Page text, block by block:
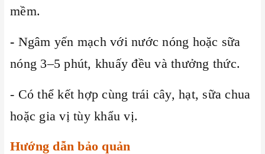
mềm.
- Ngâm yến mạch với nước nóng hoặc sữa
nóng 3–5 phút, khuấy đều và thưởng thức.
- Có thể kết hợp cùng trái cây, hạt, sữa chua
hoặc gia vị tùy khẩu vị.
Hướng dẫn bảo quản